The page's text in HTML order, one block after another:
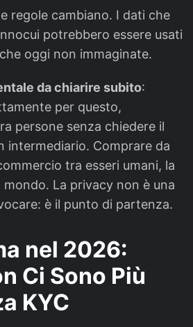
regole cambiano. I dati che
potrebbero essere usati
oggi non immaginate.
da chiarire subito:
per questo,
persone senza chiedere il
intermediario. Comprare da
tra esseri umani, la
La privacy non è una
è il punto di partenza.
nel 2026:
Ci Sono Più
KYC